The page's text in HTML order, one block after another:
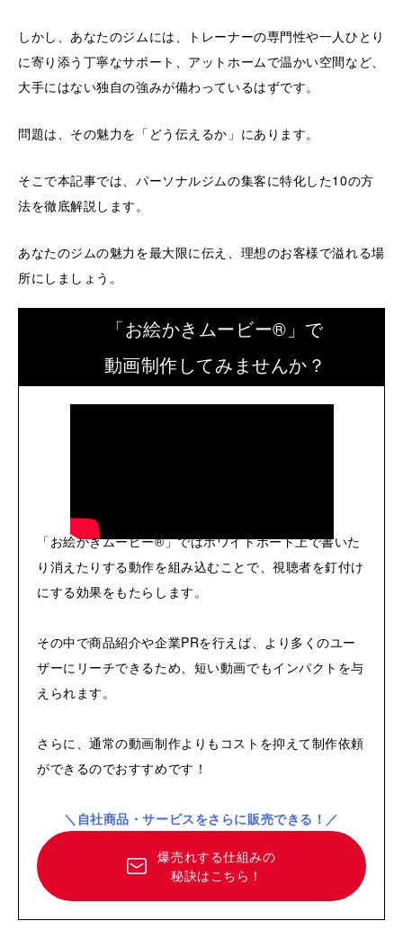
しかし、あなたのジムには、トレーナーの専門性や一人ひとり
に寄り添う丁寧なサポート、アットホームで温かい空間など、
大手にはない独自の強みが備わっているはずです。
問題は、その魅力を「どう伝えるか」にあります。
そこで本記事では、パーソナルジムの集客に特化した10の方
法を徹底解説します。
あなたのジムの魅力を最大限に伝え、理想のお客様で溢れる場
所にしましょう。
「お絵かきムービー®」で
動画制作してみませんか？
「お絵かきムービー®」ではホワイトボード上で書いた
り消えたりする動作を組み込むことで、視聴者を釘付け
にする効果をもたらします。
その中で商品紹介や企業PRを行えば、より多くのユー
ザーにリーチできるため、短い動画でもインパクトを与
えられます。
さらに、通常の動画制作よりもコストを抑えて制作依頼
ができるのでおすすめです！
＼自社商品・サービスをさらに販売できる！／
爆売れする仕組みの
秘訣はこちら！